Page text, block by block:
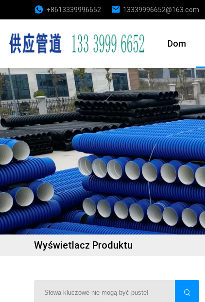
+8613339996652 13339996652@163.com
Dom
Wyświetlacz Produktu